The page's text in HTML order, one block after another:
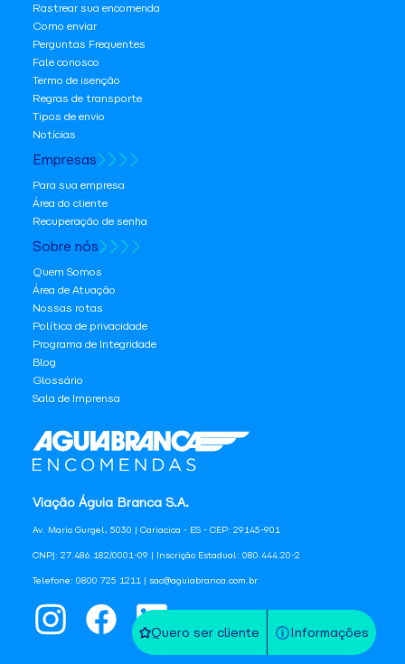
Quero ser cliente Informações
Viação Águia Branca S.A.
Av. Mario Gurgel, 5030 | Cariacica - ES - CEP: 29145-901
CNPJ: 27.486.182/0001-09 | Inscrição Estadual: 080.444.20-2
Telefone: 0800 725 1211 | sac@aguiabranca.com.br
Rastrear sua encomenda
Como enviar
Perguntas Frequentes
Fale conosco
Termo de isenção
Regras de transporte
Tipos de envio
Notícias
Empresas
Para sua empresa
Área do cliente
Recuperação de senha
Sobre nós
Quem Somos
Área de Atuação
Nossas rotas
Política de privacidade
Programa de Integridade
Blog
Glossário
Sala de Imprensa